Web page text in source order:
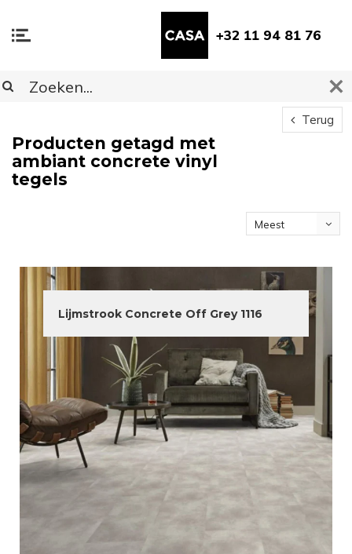
+32 11 94 81 76
Terug
Producten getagd met
ambiant concrete vinyl
tegels
Meest
Lijmstrook Concrete Off Grey 1116